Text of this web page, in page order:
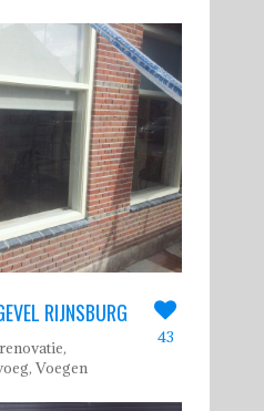
RIJNSBURG
Voegen
43